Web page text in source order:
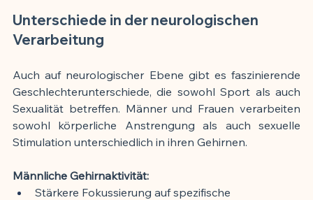
Unterschiede in der neurologischen
Verarbeitung
Auch auf neurologischer Ebene gibt es faszinierende
Geschlechterunterschiede, die sowohl Sport als auch
Sexualität betreffen. Männer und Frauen verarbeiten
sowohl körperliche Anstrengung als auch sexuelle
Stimulation unterschiedlich in ihren Gehirnen.
Männliche Gehirnaktivität:
Stärkere Fokussierung auf spezifische